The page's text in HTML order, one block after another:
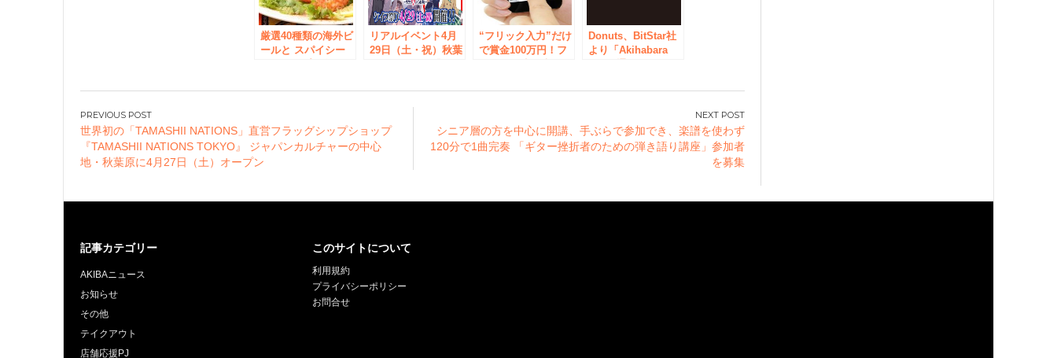
厳選40種類の海外ビ
ールと スパイシー
フェス」第2弾
抜群！第1弾ジャマ
イカングリルチキン
は8月15日まで～
リアルイベント4月
29日（土・祝）秋葉
式～先生も胸ふくら
む春！～』公式サイ
スを発表！
“フリック入力”だけ
で賞金100万円！フ
ートフォンのフリッ
Donuts、BitStar社
より「Akihabara
投
稿
ナ
ゲ
シ
ョ
ン
世界初の「TAMASHII NATIONS」直営フラッグシップショップ
『TAMASHII NATIONS TOKYO』 ジャパンカルチャーの中心
地・秋葉原に4月27日（土）オープン
シニア層の方を中心に開講、手ぶらで参加でき、楽譜を使わず
120分で1曲完奏 「ギター挫折者のための弾き語り講座」参加者
を募集
記事カテゴリー
AKIBAニュース
お知らせ
その他
テイクアウト
店舗応援PJ
このサイトについて
利用規約
プライバシーポリシー
お問合せ